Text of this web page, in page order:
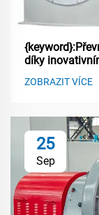
díky
ZOBRAZIT VÍCE
25
Sep